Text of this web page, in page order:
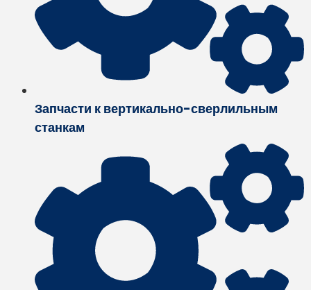
Запчасти к вертикально-сверлильным
станкам